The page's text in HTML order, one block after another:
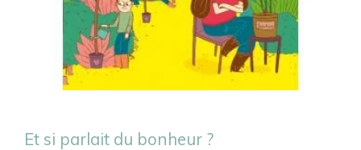
Et si parlait du bonheur ?